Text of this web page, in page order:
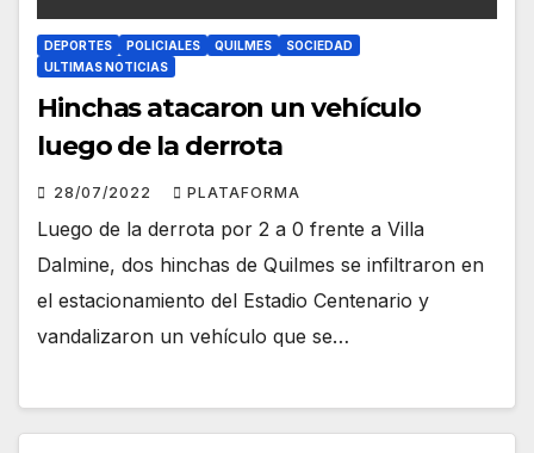
DEPORTES POLICIALES QUILMES
SOCIEDAD
ULTIMAS NOTICIAS
Hinchas atacaron un vehículo
luego de la derrota
28/07/2022 PLATAFORMA
Luego de la derrota por 2 a 0 frente a Villa
Dalmine, dos hinchas de Quilmes se infiltraron en
el estacionamiento del Estadio Centenario y
vandalizaron un vehículo que se…